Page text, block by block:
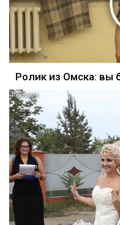
Ролик из Омска: вы